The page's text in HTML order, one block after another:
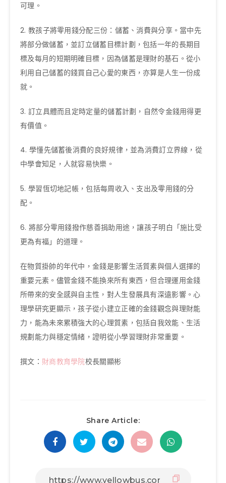
可理。
2. 教孩子將零用錢分配三份：儲蓄、消費與分享。當中先
將部分做儲蓄，並訂立儲蓄目標計劃，包括一年的長期目
標及每月的短期明確目標，因為儲蓄是理財的基石。從小
利用自己儲蓄的錢買自己心愛的東西，亦算是人生一份成
就。
3. 訂立具體而且定時定量的儲蓄計劃，自然令金錢用得更
有價值。
4. 學懂先儲蓄後消費的良好規律，並為消費訂立界線，從
中學會知足，人就容易快樂。
5. 學習恆切地記帳，包括每周收入、支出及零用錢的分
配。
6. 將部分零用錢撥作慈善捐助用途，讓孩子明白「施比受
更為有福」的道理。
在物質掛帥的年代中，金錢是影響生活質素與個人選擇的
重要元素。儘管金錢不能換來所有東西，但合理運用金錢
所帶來的安全感與自主性，對人生發展具有深遠影響。心
理學研究更顯示，孩子從小建立正確的金錢觀念與理財能
力，能為未來累積強大的心理質素，包括自我效能、生活
規劃能力與穩定情緒，證明從小學習理財非常重要。
撰文： 財商教育學院校長關顯彬
Share Article: